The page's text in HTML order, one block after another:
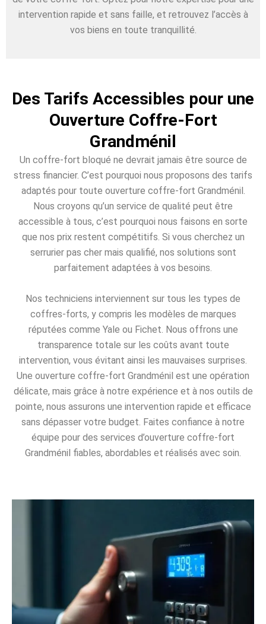
intervention rapide et sans faille, et retrouvez l’accès à
vos biens en toute tranquillité.
Des Tarifs Accessibles pour une
Ouverture Coffre-Fort
Grandménil
Un coffre-fort bloqué ne devrait jamais être source de
stress financier. C’est pourquoi nous proposons des tarifs
adaptés pour toute ouverture coffre-fort Grandménil.
Nous croyons qu’un service de qualité peut être
accessible à tous, c’est pourquoi nous faisons en sorte
que nos prix restent compétitifs. Si vous cherchez un
serrurier pas cher mais qualifié, nos solutions sont
parfaitement adaptées à vos besoins.
Nos techniciens interviennent sur tous les types de
coffres-forts, y compris les modèles de marques
réputées comme Yale ou Fichet. Nous offrons une
transparence totale sur les coûts avant toute
intervention, vous évitant ainsi les mauvaises surprises.
Une ouverture coffre-fort Grandménil est une opération
délicate, mais grâce à notre expérience et à nos outils de
pointe, nous assurons une intervention rapide et efficace
sans dépasser votre budget. Faites confiance à notre
équipe pour des services d’ouverture coffre-fort
Grandménil fiables, abordables et réalisés avec soin.